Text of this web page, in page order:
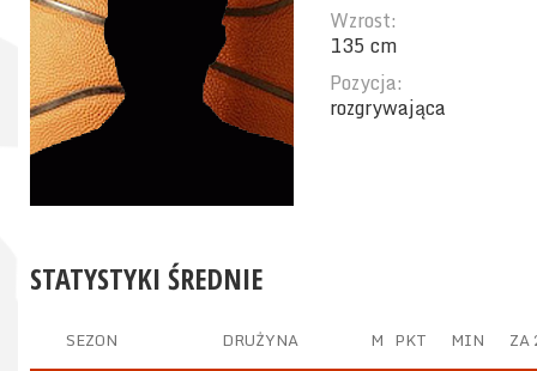
Wzrost:
135 cm
Pozycja:
rozgrywająca
STATYSTYKI ŚREDNIE
SEZON DRUŻYNA M PKT MIN ZA